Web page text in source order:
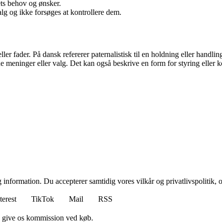
behov og ønsker.
og ikke forsøges at kontrollere dem.
fader. På dansk refererer paternalistisk til en holdning eller
meninger eller valg. Det kan også beskrive en form for styring eller
Du accepterer samtidig vores vilkår og privatlivspolitik,
TikTok Mail RSS
os kommission ved køb.